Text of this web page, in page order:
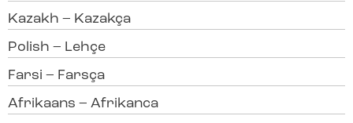
Kazakh – Kazakça
Polish – Lehçe
Farsi – Farsça
Afrikaans – Afrikanca